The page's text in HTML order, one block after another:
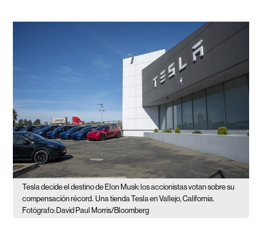
Tesla decide el destino de Elon Musk: los accionistas votan sobre su
compensación récord. Una tienda Tesla en Vallejo, California.
Fotógrafo: David Paul Morris/Bloomberg